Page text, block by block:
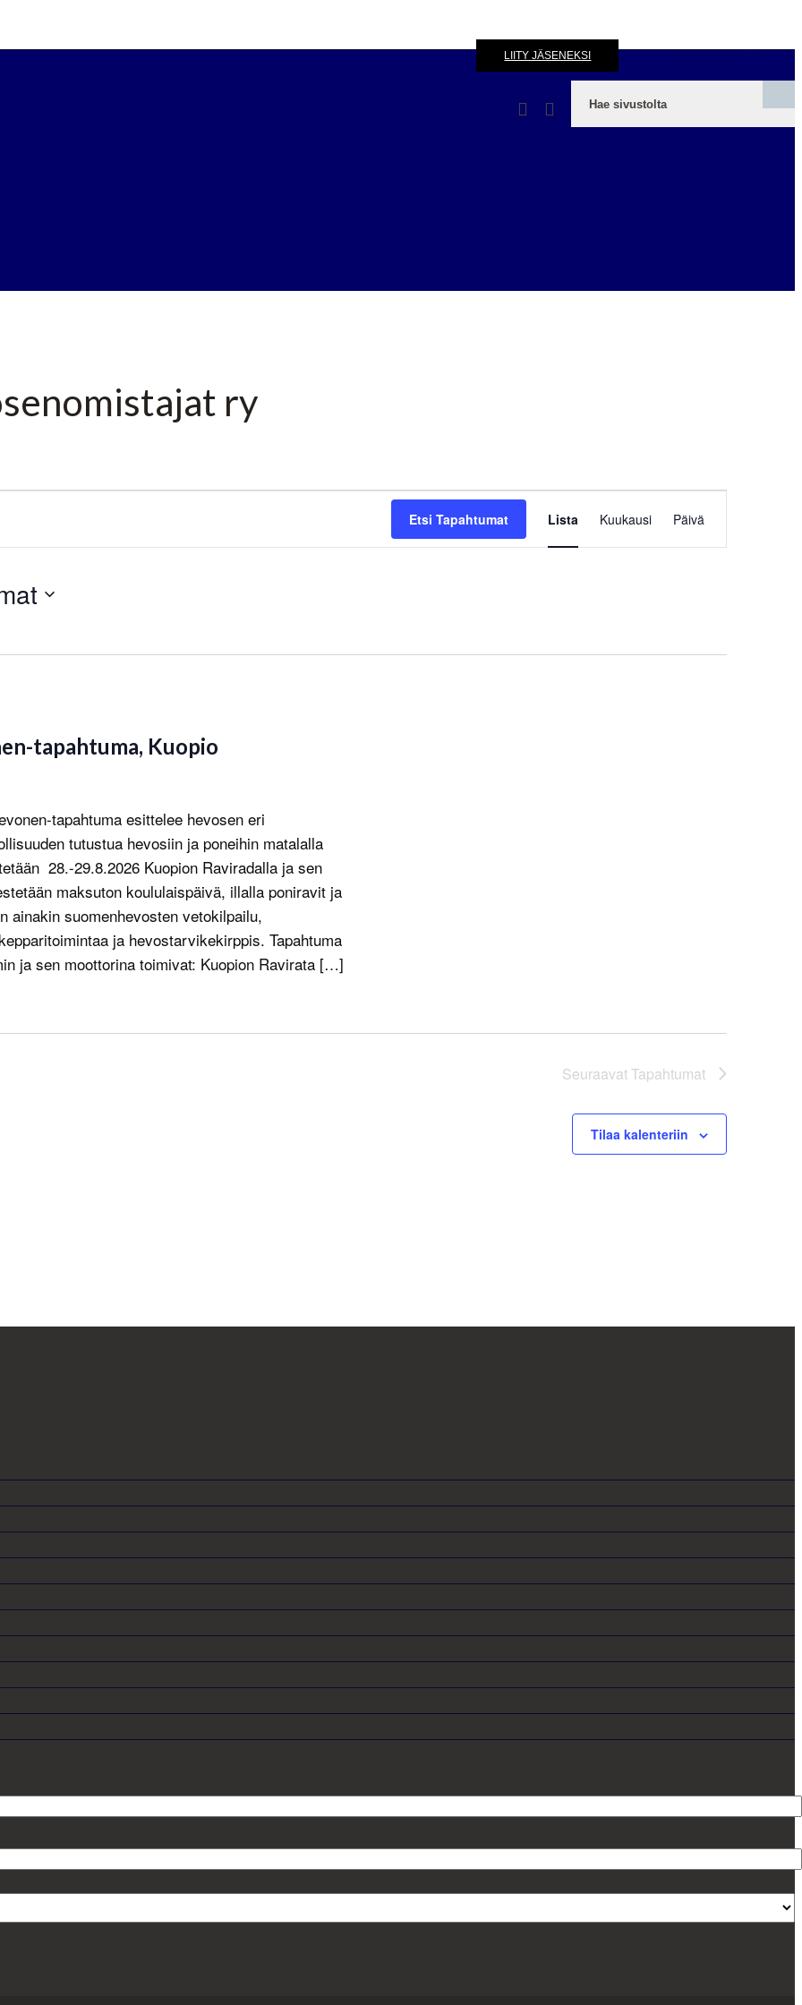
LIITY JÄSENEKSI
ry
Etsi Tapahtumat
Views
Lista Kuukausi Päivä
tapahtuma, Kuopio
tapahtuma esittelee hevosen eri
tutustua hevosiin ja poneihin matalalla
28.-29.8.2026 Kuopion Raviradalla ja sen
maksuton koululaispäivä, illalla poniravit ja
ainakin suomenhevosten vetokilpailu,
ja hevostarvikekirppis. Tapahtuma
ja sen moottorina toimivat: Kuopion Ravirata […]
SeuraavatTapahtumat
Tilaa kalenteriin